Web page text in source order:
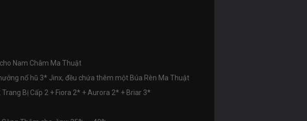
Nam Châm Ma Thuật
nổ hũ 3* Jinx, đều chứa thêm một Búa Rèn Ma Thuật
Trang Bị Cấp 2 + Fiora 2* + Aurora 2* + Briar 3*